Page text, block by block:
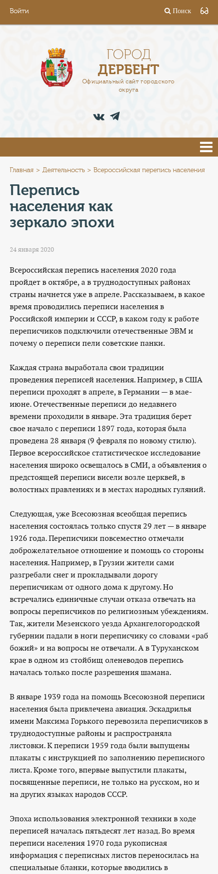
Войти Поиск
ГОРОД
ДЕРБЕНТ
Официальный сайт городского
округа
АДМИНИСТРАЦИЯ
ПРЕСС-ЦЕНТР
ТУРИСТАМ
КОНТАКТЫ
ГЕРОИ Z
КАТАЛОГ УСЛУГ
СЛУЖБА ПО КОНТРАКТУ
Главная Деятельность Всероссийская перепись населения
Перепись
населения как
зеркало эпохи
24 января 2020
Всероссийская перепись населения 2020 года
пройдет в октябре, а в труднодоступных районах
страны начнется уже в апреле. Рассказываем, в какое
время проводились переписи населения в
Российской империи и СССР, в каком году к работе
переписчиков подключили отечественные ЭВМ и
почему о переписи пели советские панки.
Каждая страна выработала свои традиции
проведения переписей населения. Например, в США
переписи проходят в апреле, в Германии — в мае-
июне. Отечественные переписи до недавнего
времени проходили в январе. Эта традиция берет
свое начало с переписи 1897 года, которая была
проведена 28 января (9 февраля по новому стилю).
Первое всероссийское статистическое исследование
населения широко освещалось в СМИ, а объявления о
предстоящей переписи висели возле церквей, в
волостных правлениях и в местах народных гуляний.
Следующая, уже Всесоюзная всеобщая перепись
населения состоялась только спустя 29 лет — в январе
1926 года. Переписчики повсеместно отмечали
доброжелательное отношение и помощь со стороны
населения. Например, в Грузии жители сами
разгребали снег и прокладывали дорогу
переписчикам от одного дома к другому. Но
встречались единичные случаи отказа отвечать на
вопросы переписчиков по религиозным убеждениям.
Так, жители Мезенского уезда Архангелогородской
губернии падали в ноги переписчику со словами «раб
божий» и на вопросы не отвечали. А в Туруханском
крае в одном из стойбищ оленеводов перепись
началась только после разрешения шамана.
В январе 1939 года на помощь Всесоюзной переписи
населения была привлечена авиация. Эскадрилья
имени Максима Горького перевозила переписчиков в
труднодоступные районы и распространяла
листовки. К переписи 1959 года были выпущены
плакаты с инструкцией по заполнению переписного
листа. Кроме того, впервые выпустили плакаты,
посвященные переписи, не только на русском, но и
на других языках народов СССР.
Эпоха использования электронной техники в ходе
переписей началась пятьдесят лет назад. Во время
переписи населения 1970 года рукописная
информация с переписных листов переносилась на
специальные бланки, которые вводились в